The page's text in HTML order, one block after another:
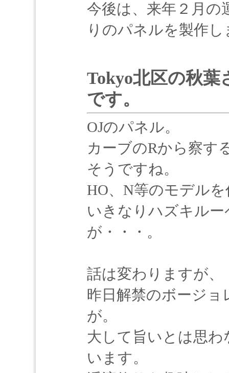
今後は、来年２月の
りのパネルを製作し
Tokyo北区の秋葉
です。
OJのパネル。
カーブのRから察す
そうですね。
HO、N等のモデル
いきなりハズキル
が・・・。
話は変わりますが、
昨日解禁のボージ
が。
大して旨いとは思
います。